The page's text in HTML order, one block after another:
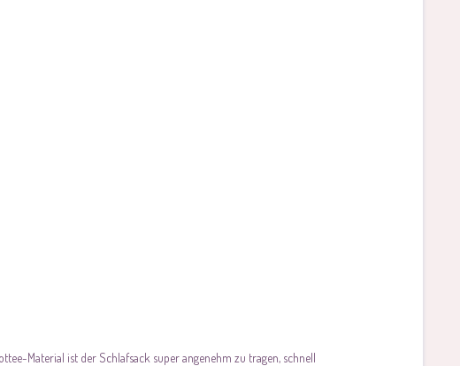
Material ist der Schlafsack super angenehm zu tragen, schnell